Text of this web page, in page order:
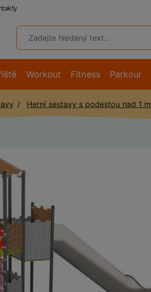
Workout Fitness Parkour
Herní sestavy s podestou nad 1 m